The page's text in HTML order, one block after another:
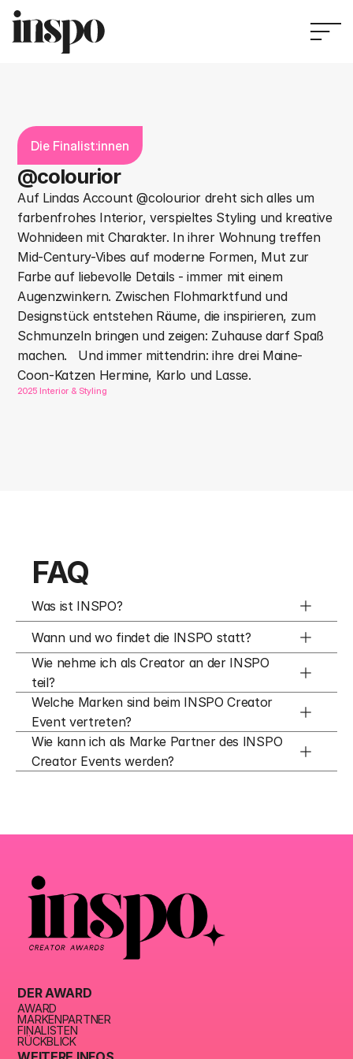
Die Finalist:innen
@colourior
Auf Lindas Account @colourior dreht sich alles um
farbenfrohes Interior, verspieltes Styling und kreative
Wohnideen mit Charakter. In ihrer Wohnung treffen
Mid-Century-Vibes auf moderne Formen, Mut zur
Farbe auf liebevolle Details - immer mit einem
Augenzwinkern. Zwischen Flohmarktfund und
Designstück entstehen Räume, die inspirieren, zum
Schmunzeln bringen und zeigen: Zuhause darf Spaß
machen.   Und immer mittendrin: ihre drei Maine-
Coon-Katzen Hermine, Karlo und Lasse.
2025 Interior & Styling
FAQ
Was ist INSPO?
Wann und wo findet die INSPO statt?
Wie nehme ich als Creator an der INSPO
teil?
Welche Marken sind beim INSPO Creator
Event vertreten?
Wie kann ich als Marke Partner des INSPO
Creator Events werden?
DER AWARD
AWARD
MARKENPARTNER
FINALISTEN
RÜCKBLICK